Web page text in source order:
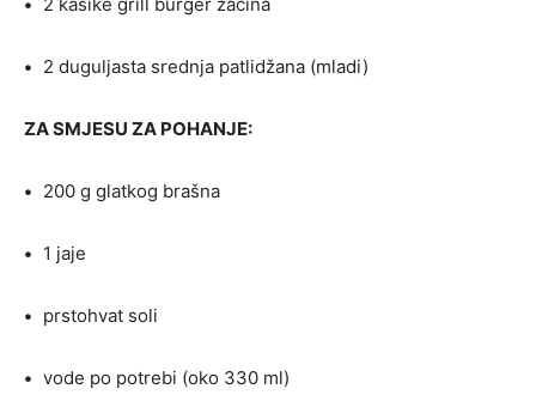
• 2 duguljasta srednja patlidžana (mladi)
ZA SMJESU ZA POHANJE:
• 200 g glatkog brašna
• 1 jaje
• prstohvat soli
• vode po potrebi (oko 330 ml)